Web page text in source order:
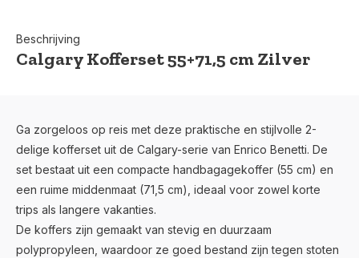
Beschrijving
Calgary Kofferset 55+71,5 cm Zilver
Ga zorgeloos op reis met deze praktische en stijlvolle 2-
delige kofferset uit de Calgary-serie van Enrico Benetti. De
set bestaat uit een compacte handbagagekoffer (55 cm) en
een ruime middenmaat (71,5 cm), ideaal voor zowel korte
trips als langere vakanties.
De koffers zijn gemaakt van stevig en duurzaam
polypropyleen, waardoor ze goed bestand zijn tegen stoten